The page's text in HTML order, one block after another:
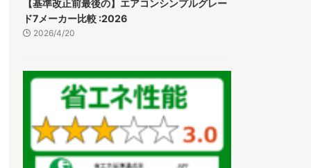
【基準改正前最後の】エアコンシンプルグレー
ド7メーカー比較 :2026
2026/4/20